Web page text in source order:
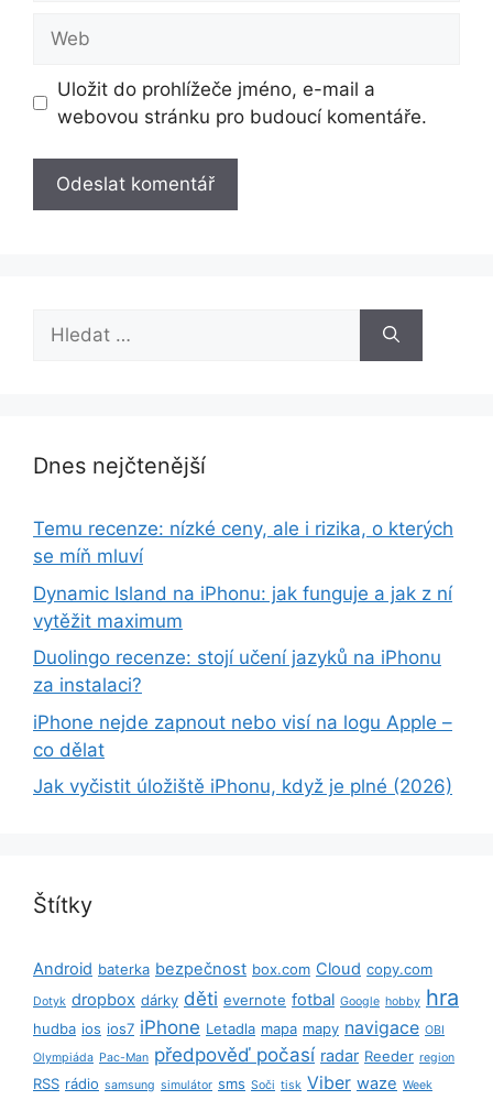
Uložit do prohlížeče jméno, e-mail a
webovou stránku pro budoucí komentáře.
Hledat:
Dnes nejčtenější
Temu recenze: nízké ceny, ale i rizika, o kterých
se míň mluví
Dynamic Island na iPhonu: jak funguje a jak z ní
vytěžit maximum
Duolingo recenze: stojí učení jazyků na iPhonu
za instalaci?
iPhone nejde zapnout nebo visí na logu Apple –
co dělat
Jak vyčistit úložiště iPhonu, když je plné (2026)
Štítky
Android baterka bezpečnost box.com Cloud copy.com
Dotyk dropbox dárky děti evernote fotbal Google hobby hra
hudba ios ios7 iPhone Letadla mapa mapy navigace OBI
Olympiáda Pac-Man předpověď počasí radar Reeder region
RSS rádio samsung simulátor sms Soči tisk Viber waze Week